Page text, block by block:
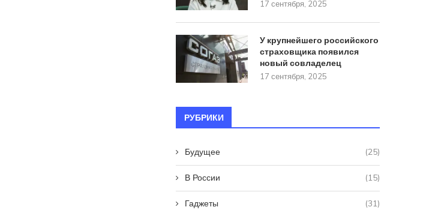
17 сентября, 2025
У крупнейшего российского
страховщика появился
новый совладелец
17 сентября, 2025
РУБРИКИ
Будущее (25)
В России (15)
Гаджеты (31)